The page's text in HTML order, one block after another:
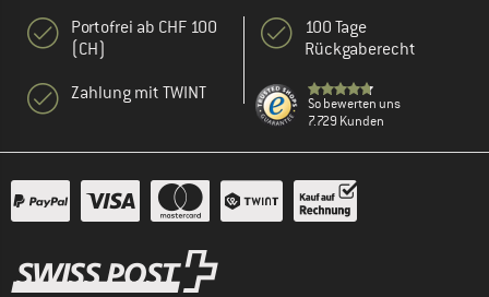
Portofrei ab CHF 100
(CH)
Zahlung mit TWINT
100 Tage
Rückgaberecht
So bewerten uns
7.729 Kunden